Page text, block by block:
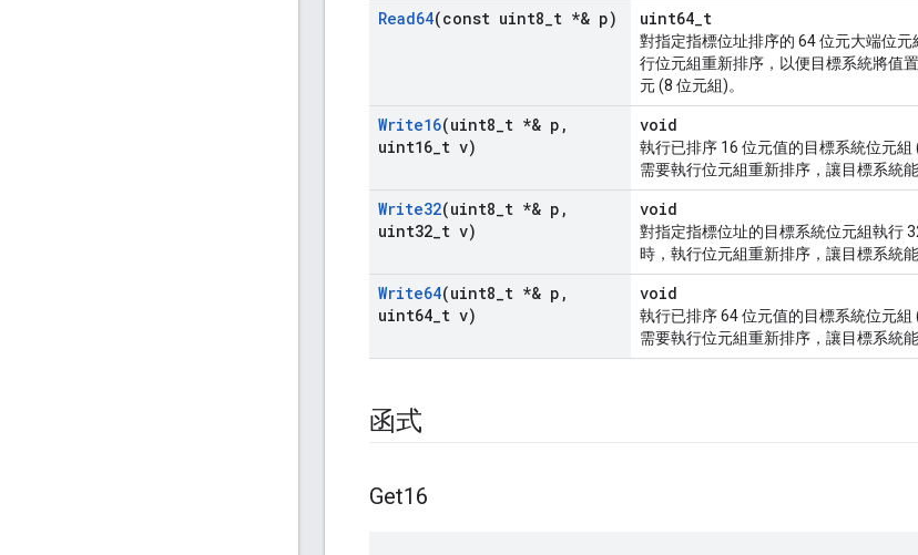
Read64(const uint8 t *& p) uint64_t
對指定指標位址排序的 64 位元大端位
行位元組重新排序，以便目標系統將值
元 (8 位元組)。
Write16(uint8 t *& p ,
uint16 t v)
void
執行已排序 16 位元值的目標系統位元
需要執行位元組重新排序，讓目標系統
Write32(uint8 t *& p ,
uint32 t v)
void
對指定指標位址的目標系統位元組執行
時，執行位元組重新排序，讓目標系統
Write64(uint8 t *& p ,
uint64 t v)
void
執行已排序 64 位元值的目標系統位元
需要執行位元組重新排序，讓目標系統
函式
Get16